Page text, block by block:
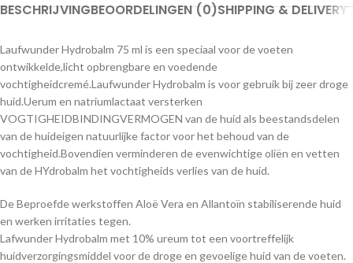
BESCHRIJVINGBEOORDELINGEN (0)SHIPPING & DELIVERY
Laufwunder Hydrobalm 75 ml is een speciaal voor de voeten
ontwikkelde,licht opbrengbare en voedende
vochtigheidcremé.Laufwunder Hydrobalm is voor gebruik bij zeer droge
huid.Uerum en natriumlactaat versterken
VOGTIGHEIDBINDINGVERMOGEN van de huid als beestandsdelen
van de huideigen natuurlijke factor voor het behoud van de
vochtigheid.Bovendien verminderen de evenwichtige oliën en vetten
van de HYdrobalm het vochtigheids verlies van de huid.
De Beproefde werkstoffen Aloë Vera en Allantoïn stabiliserende huid
en werken irritaties tegen.
Lafwunder Hydrobalm met 10% ureum tot een voortreffelijk
huidverzorgingsmiddel voor de droge en gevoelige huid van de voeten.